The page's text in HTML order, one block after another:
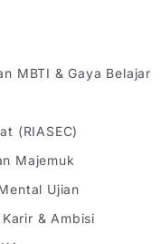
MBTI & Gaya Belajar
(RIASEC)
Majemuk
Ujian
& Ambisi